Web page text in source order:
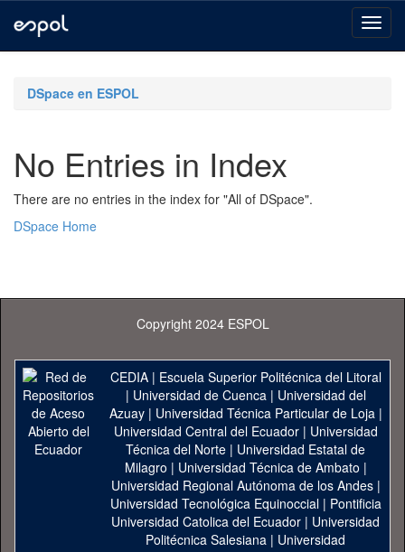
navigationDSpace en ESPOL
No Entries in Index
There are no entries in the index for "All of DSpace".
DSpace Home
Copyright 2024 ESPOL
CEDIA| Escuela Superior Politécnica del Litoral
| Universidad de Cuenca| Universidad del
Azuay| Universidad Técnica Particular de Loja|
Universidad Central del Ecuador| Universidad
Técnica del Norte | Universidad Estatal de
Milagro | Universidad Técnica de Ambato |
Universidad Regional Autónoma de los Andes|
Universidad Tecnológica Equinoccial| Pontificia
Universidad Catolica del Ecuador | Universidad
Politécnica Salesiana | Universidad